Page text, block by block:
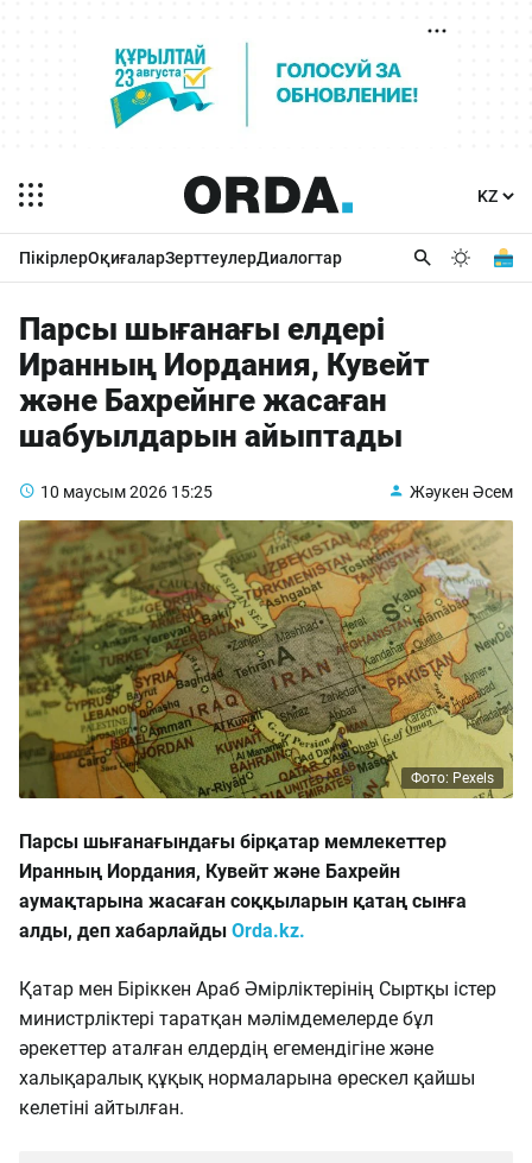
ПікірлерОқиғаларЗерттеулерДиалогтар
Парсы шығанағы елдері
Иранның Иордания, Кувейт
және Бахрейнге жасаған
шабуылдарын айыптады
10 маусым 2026 15:25 Жәукен Әсем
Фото: Pexels
Парсы шығанағындағы бірқатар мемлекеттер
Иранның Иордания, Кувейт және Бахрейн
аумақтарына жасаған соққыларын қатаң сынға
алды, деп хабарлайды Orda.kz.
Қатар мен Біріккен Араб Әмірліктерінің Сыртқы істер
министрліктері таратқан мәлімдемелерде бұл
әрекеттер аталған елдердің егемендігіне және
халықаралық құқық нормаларына өрескел қайшы
келетіні айтылған.